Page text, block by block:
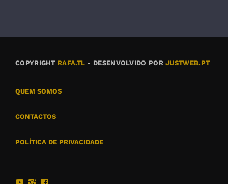
COPYRIGHT RAFA.TL - DESENVOLVIDO PORJUSTWEB.PT
QUEM SOMOS
CONTACTOS
POLÍTICA DE PRIVACIDADE